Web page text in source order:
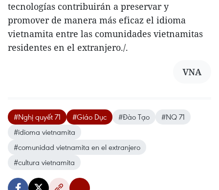
tecnologías contribuirán a preservar y
promover de manera más eficaz el idioma
vietnamita entre las comunidades vietnamitas
residentes en el extranjero./.
VNA
#Nghị quyết 71 #Giáo Dục #Đào Tạo
#NQ 71
#idioma vietnamita
#comunidad vietnamita en el extranjero
#cultura vietnamita